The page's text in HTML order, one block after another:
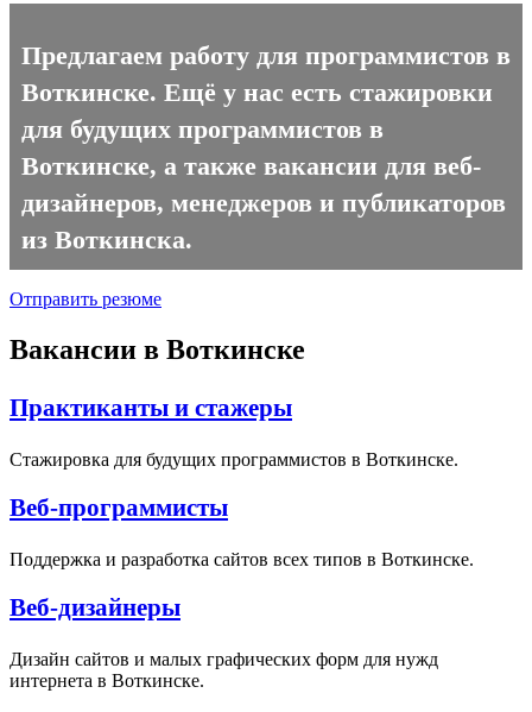
Предлагаем работу для программистов в
Воткинске. Ещё у нас есть стажировки
для будущих программистов в
Воткинске, а также вакансии для веб-
дизайнеров, менеджеров и публикаторов
из Воткинска.
Отправить резюме
Вакансии в Воткинске
Практиканты и стажеры
Стажировка для будущих программистов в Воткинске.
Веб-программисты
Поддержка и разработка сайтов всех типов в Воткинске.
Веб-дизайнеры
Дизайн сайтов и малых графических форм для нужд
интернета в Воткинске.